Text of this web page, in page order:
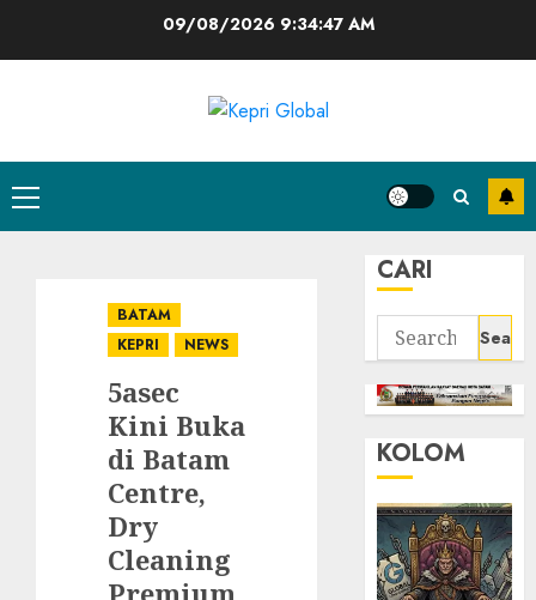
09/08/2026 9:34:47 AM
Primary
Menu
BATAM
KEPRI
NEWS
5asec
Kini Buka
di Batam
Centre,
Dry
Cleaning
Premium
CARI
Search
for:
KOLOM